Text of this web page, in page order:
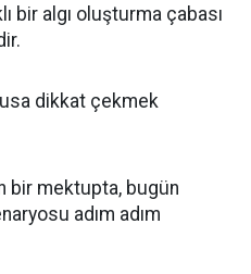
bir algı oluşturma çabası
dikkat çekmek
bir mektupta, bugün
adım adım